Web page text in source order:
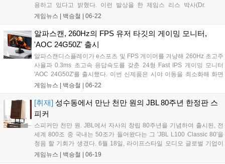
용하고 있다고 밝혔다. 이런 발상을 한 제임스 리스 박사(Dr.
James Ries)는 응급 진료, 정신 건강, 체중 관리 등 미국 대부분
립자다. 레이저 나가는 측면에만 12개, 도합 19개의 버튼과 듀얼
모드 스크롤 휠로 무장하여 MMORPG 전용 마우스로 알려져 있
는데, 해당 의사는 각 버튼에 매크로 기능을 할당하여 복잡한 의
료 워크플로를 단순화했다고 한다....
게임뉴스 | 백승철 | 06-22
알파스캔, 260Hz의 FPS 유저 타깃의 게이밍 모니터,
'AOC 24G50Z' 출시
알파스캔디스플레이가 e스포츠 및 FPS 게이머를 겨냥해 260Hz 초고주
사율과 0.3ms 초고속 응답속도를 갖춘 24형 Fast IPS 게이밍 모니터
'AOC 24G50Z'를 출시했다. 이번 신제품은 시야 이동을 최소화해 화면
전체를 한눈에 파악할 수 있는 24인치 크기에 가변 주사율 동기화 기술
는 플레이 환경에서 안정적인 화면을 제공하는 것이 특징이다....
게임뉴스 | 백승철 | 06-22
[취재] 성수동에서 만난 천만 원의 JBL 80주년 한정판 스
피커
스피커만 천만 원. JBL에서 자사의 창립 80주년을 기념하여 출시된, 전
세계 800조 중 국내는 50조가 들어왔다는 그 'JBL L100 Classic 80'을
청음 할 기회가 생겼다. 6월 18일, 라이프스타일 오디오 글로벌 기업이
자 삼성전자의 자회사인 하만의 JBL 브랜드가 서울 성수동 틸테이블에
게임뉴스 | 백승철 | 06-19